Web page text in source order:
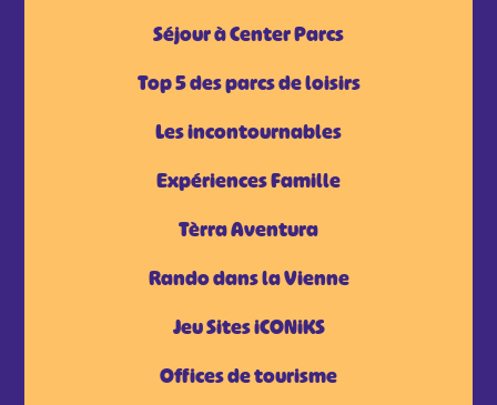
Séjour à Center Parcs
Top 5 des parcs de loisirs
Les incontournables
Expériences Famille
Tèrra Aventura
Rando dans la Vienne
Jeu Sites iCONiKS
Offices de tourisme